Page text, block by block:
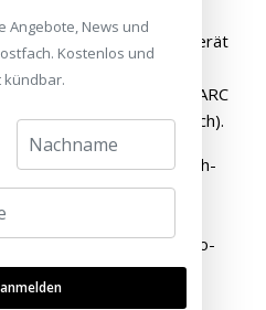
unterstützt: Audiogerät
optischem Ausgang
Fernseher mit HDMI-ARC
Adapter erforderlich).
Erkennung des Cinch-
50 bis 110 Hz
(2) für Stereo-
Angebote, News und
Kostenlos und
kündbar.